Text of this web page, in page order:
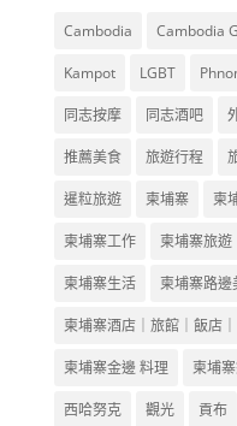
Cambodia Cambodia
Kampot LGBT
同志按摩 同志酒吧
推薦美食 旅遊行程
暹粒旅遊 柬埔寨 柬
柬埔寨工作 柬埔寨旅遊
柬埔寨生活 柬埔寨路邊
柬埔寨酒店｜旅館｜飯店
柬埔寨金邊 料理 柬埔
西哈努克 觀光 貢布